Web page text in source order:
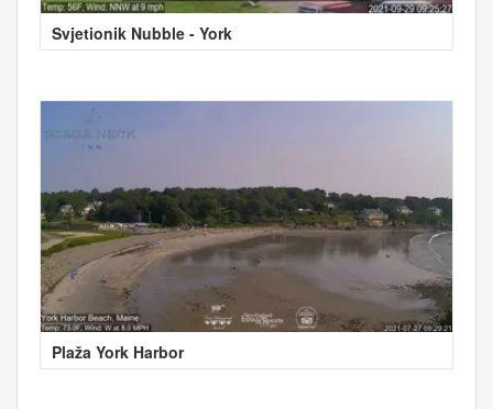
Svjetionik Nubble - York
Plaža York Harbor